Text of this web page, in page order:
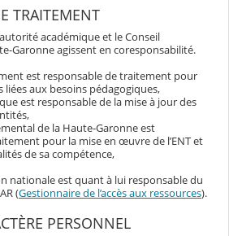
TRAITEMENT
académique et le Conseil
Garonne agissent en coresponsabilité.
est responsable de traitement pour
liées aux besoins pédagogiques,
est responsable de la mise à jour des
de la Haute-Garonne est
pour la mise en œuvre de l’ENT et
de sa compétence,
nationale est quant à lui responsable du
(Gestionnaire de l’accès aux ressources).
PERSONNEL